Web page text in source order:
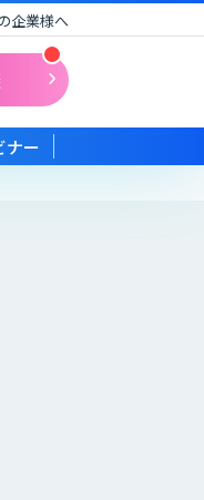
企業様へ
ナー